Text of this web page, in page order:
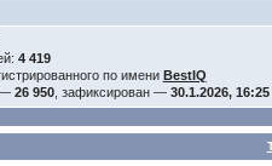
4 419
по имени BestIQ
— 26 950, зафиксирован — 30.1.2026, 16:25